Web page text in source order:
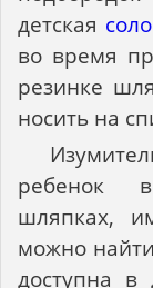
детская
во время
резинке
носить на
ребенок
шляпках,
можно
доступна в